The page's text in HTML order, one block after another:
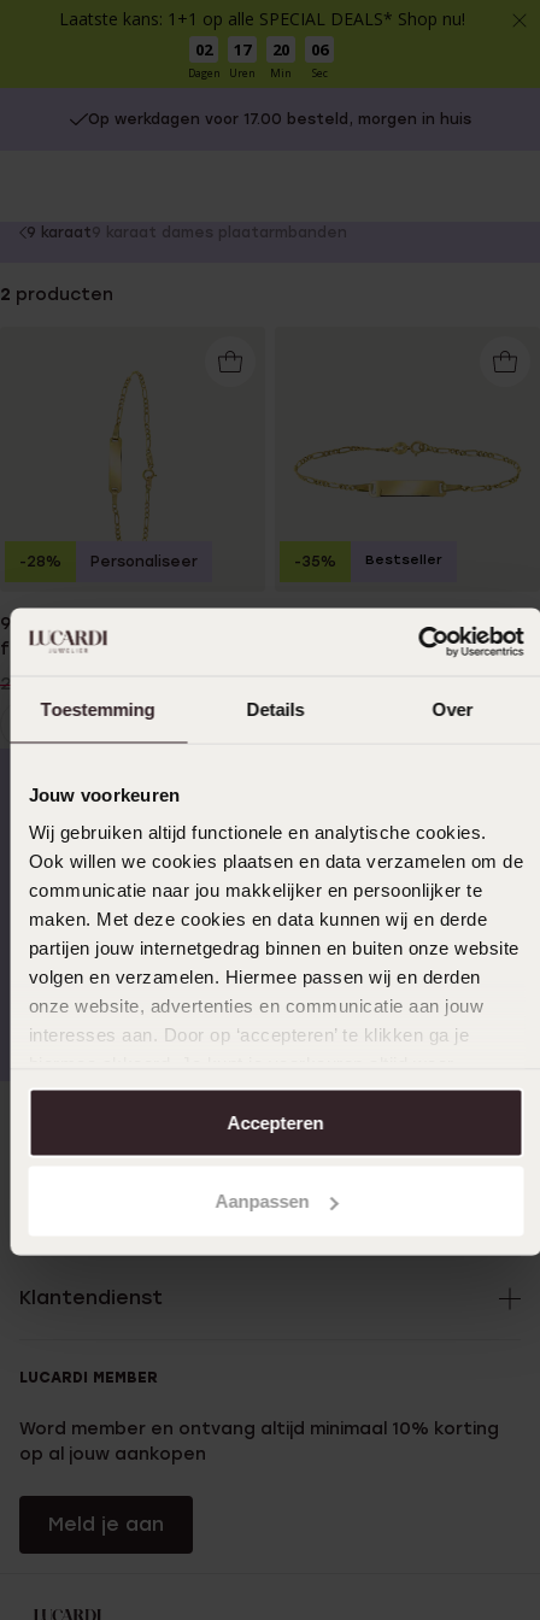
Laatste kans: 1+1 op alle SPECIAL DEALS* Shop nu!
02
Dagen
17
Uren
20
Min
06
Sec
Toestemming Details Over
Jouw voorkeuren
Wij gebruiken altijd functionele en analytische cookies.
Ook willen we cookies plaatsen en data verzamelen om de
communicatie naar jou makkelijker en persoonlijker te
maken. Met deze cookies en data kunnen wij en derde
partijen jouw internetgedrag binnen en buiten onze website
volgen en verzamelen. Hiermee passen wij en derden
onze website, advertenties en communicatie aan jouw
interesses aan. Door op ‘accepteren’ te klikken ga je
aanpassen. Lees er meer over in onscookiebeleid.
Accepteren
Aanpassen
Op werkdagen voor 17.00 besteld, morgen in huis
You
here:
9 karaat9 karaat dames plaatarmbanden
2 producten
9 Karaat plaatarmband
figaro
249.99
-28% Personaliseer
9 Karaat plaatarmband
-35% Bestseller
Huidige
1
Ga
pagina
Op werkdagen voor 17.00
besteld, morgen in huis
14 dagen gratis
retourneren
Gratis verzending vanaf
4,59 uit 5 (55.000+
Klantendienst
LUCARDI MEMBER
Word member en ontvang altijd minimaal 10% korting
op al jouw aankopen
Meld je aan